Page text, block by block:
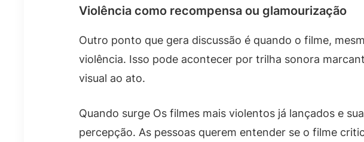
Violência como recompensa ou glamourização
Outro ponto que gera discussão é quando o filme,
violência. Isso pode acontecer por trilha sonora
visual ao ato.
Quando surge Os filmes mais violentos já lançados e
percepção. As pessoas querem entender se o filme